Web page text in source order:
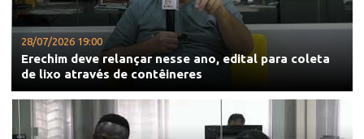
28/07/2026 19:00
Erechim deve relançar nesse ano, edital para coleta
de lixo através de contêineres